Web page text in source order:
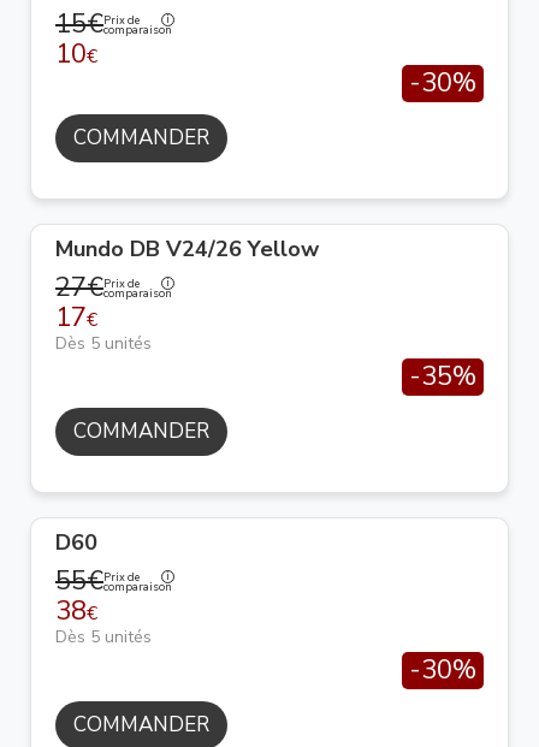
15€Prix de
comparaison
10€
-30%
COMMANDER
Mundo DB V24/26 Yellow
27€Prix de
comparaison
17€
Dès 5 unités
-35%
COMMANDER
D60
55€Prix de
comparaison
38€
Dès 5 unités
-30%
COMMANDER